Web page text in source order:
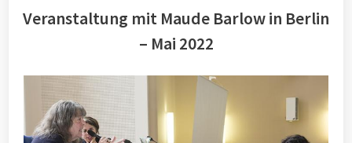
Veranstaltung mit Maude Barlow in Berlin
– Mai 2022